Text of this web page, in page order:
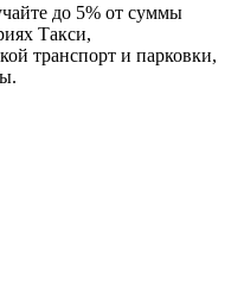
до 5% от суммы
Такси,
транспорт и парковки,